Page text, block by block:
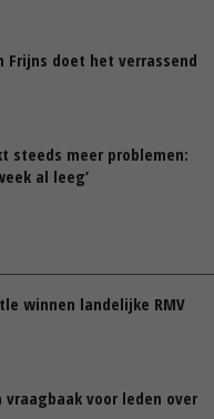
Frijns doet het verrassend
steeds meer problemen:
al leeg’
winnen landelijke RMV
vraagbaak voor leden over